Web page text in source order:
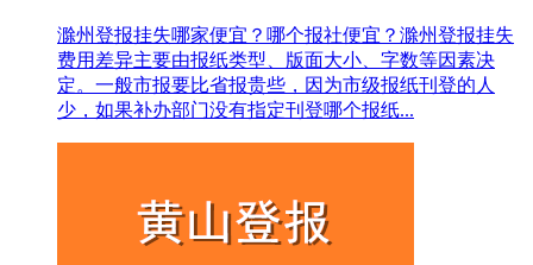
滁州登报挂失哪家便宜？哪个报社便宜？滁州登报挂失
费用差异主要由报纸类型、版面大小、字数等因素决
定。一般市报要比省报贵些，因为市级报纸刊登的人
少，如果补办部门没有指定刊登哪个报纸...